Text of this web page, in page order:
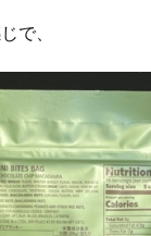
で、